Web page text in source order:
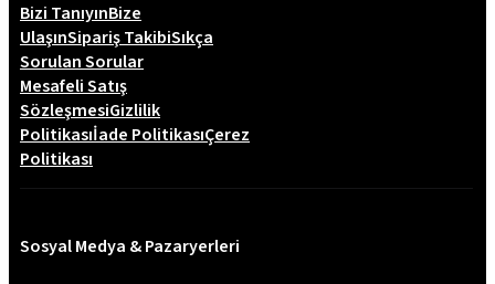
Bizi TanıyınBize
UlaşınSipariş TakibiSıkça
Sorulan Sorular
Mesafeli Satış
SözleşmesiGizlilik
Politikasıİade PolitikasıÇerez
Politikası
Sosyal Medya & Pazaryerleri